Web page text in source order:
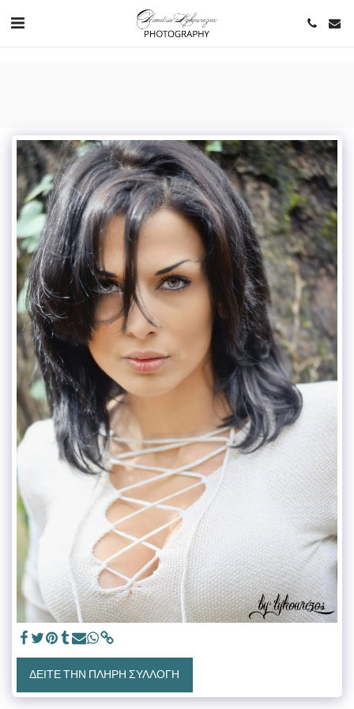
https://www.youtube.com/channel/UCNlqkSfR-Bi1SAAf6cDlUaQ
ΔΕΊΤΕ ΤΗΝ ΠΛΉΡΗ ΣΥΛΛΟΓΉ